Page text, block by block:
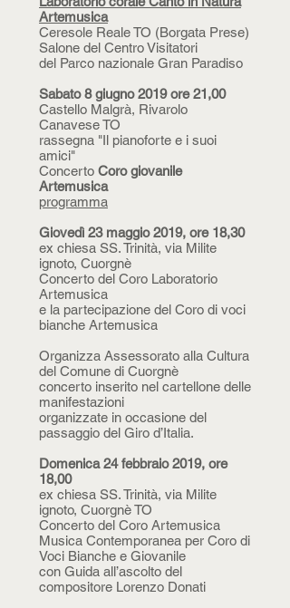
Artemusica
Ceresole Reale TO (Borgata Prese)
Salone del Centro Visitatori
del Parco nazionale Gran Paradiso
Sabato 8 giugno 2019 ore 21,00
Castello Malgrà, Rivarolo
Canavese TO
rassegna "Il pianoforte e i suoi
amici"
Concerto Coro giovanile
Artemusica
programma
Giovedì 23 maggio 2019, ore 18,30
ex chiesa SS. Trinità, via Milite
ignoto, Cuorgnè
Concerto del Coro Laboratorio
Artemusica
e la partecipazione del Coro di voci
bianche Artemusica
Organizza Assessorato alla Cultura
del Comune di Cuorgnè
concerto inserito nel cartellone delle
manifestazioni
organizzate in occasione del
passaggio del Giro d’Italia.
Domenica 24 febbraio 2019, ore
18,00
ex chiesa SS. Trinità, via Milite
ignoto, Cuorgnè TO
Concerto del Coro Artemusica
Musica Contemporanea per Coro di
Voci Bianche e Giovanile
con Guida all’ascolto del
compositore Lorenzo Donati